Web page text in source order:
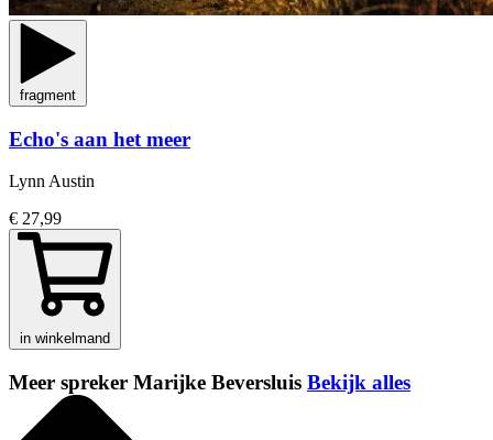
fragment
Echo's aan het meer
Lynn Austin
€ 27,99
in winkelmand
Meer spreker Marijke Beversluis Bekijk alles